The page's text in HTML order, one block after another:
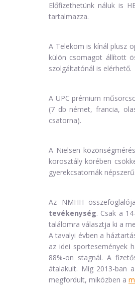
Előfizethetünk náluk is
tartalmazza.
A Telekom is kínál plusz
külön csomagot állított
szolgáltatónál is elérhető.
A UPC prémium
(7 db német, francia,
csatorna).
A Nielsen
korosztály körében
gyerekcsatornák
Az NMHH
tevékenység. Csak a
találomra választja ki a
A tavalyi évben a
az idei sportesemények
88%-on stagnál. A
átalakult. Míg 2013-ban
megfordult, miközben a